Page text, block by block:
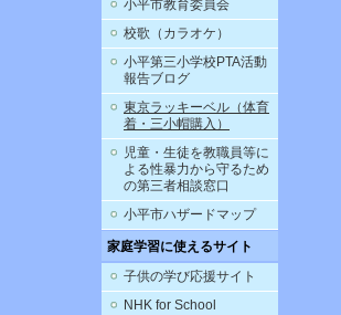
小平市教育委員会
校歌（カラオケ）
小平第三小学校PTA活動
報告ブログ
東京ラッキーベル（体育
着・三小帽購入）
児童・生徒を教職員等に
よる性暴力から守るため
の第三者相談窓口
小平市ハザードマップ
家庭学習に使えるサイト
子供の学び応援サイト
NHK for School